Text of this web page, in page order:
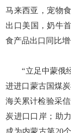
马来西亚，宠物
出口美国，奶牛
食产品出口同比增
“立足中蒙俄经
进进口蒙古国煤
海关累计检验采
炭进口口岸；助
成为内蒙古第20